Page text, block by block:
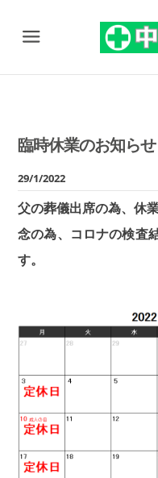
Menu
臨時休業のお知らせ
29/1/2022
父の葬儀出席の為、休
念の為、コロナの検査
す。